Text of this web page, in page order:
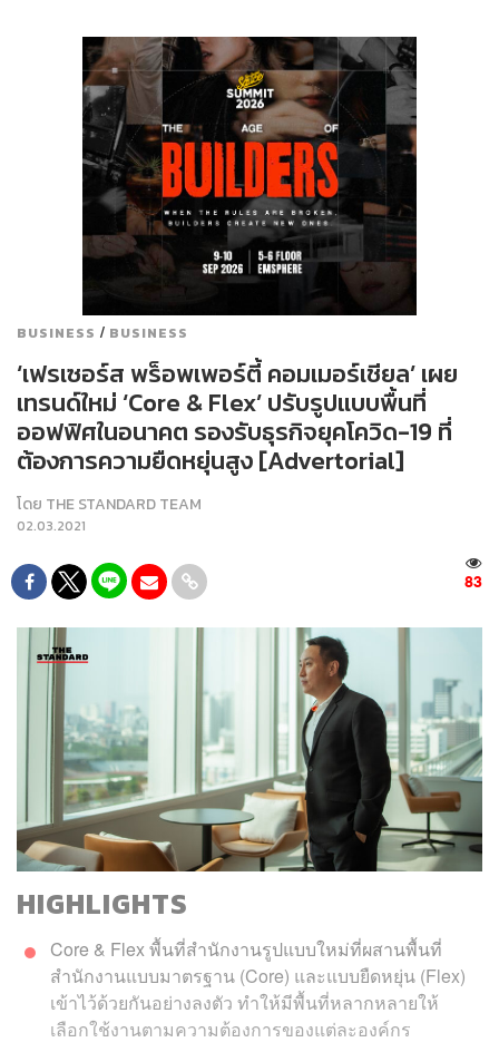
BUSINESS / BUSINESS
‘เฟรเซอร์ส พร็อพเพอร์ตี้ คอมเมอร์เชียล’ เผย
เทรนด์ใหม่ ‘Core & Flex’ ปรับรูปแบบพื้นที่
ออฟฟิศในอนาคต รองรับธุรกิจยุคโควิด-19 ที่
ต้องการความยืดหยุ่นสูง [Advertorial]
โดย THE STANDARD TEAM
02.03.2021
83
HIGHLIGHTS
Core & Flex พื้นที่สำนักงานรูปแบบใหม่ที่ผสานพื้นที่
สำนักงานแบบมาตรฐาน (Core) และแบบยืดหยุ่น (Flex)
เข้าไว้ด้วยกันอย่างลงตัว ทำให้มีพื้นที่หลากหลายให้
เลือกใช้งานตามความต้องการของแต่ละองค์กร